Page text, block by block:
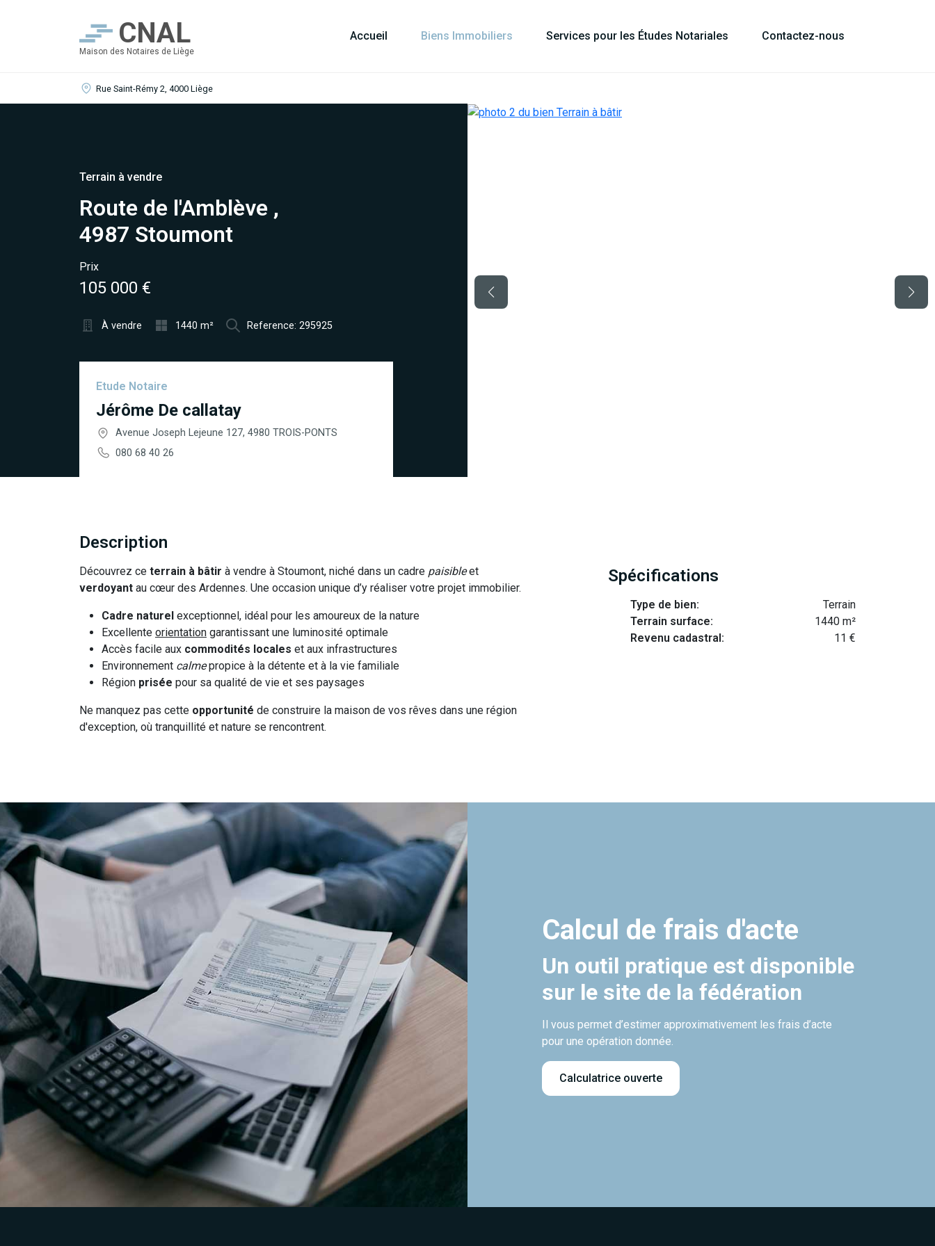
Rue Saint-Rémy 2, 4000 Liège
CNAL
Maison des Notaires de Liège
Accueil Biens Immobiliers Services pour les Études Notariales Contactez-nous
Terrain à vendre
Route de l'Amblève ,
4987 Stoumont
Prix
105 000 €
À vendre 1440 m² Reference: 295925
Etude Notaire
Jérôme De callatay
Avenue Joseph Lejeune 127, 4980 TROIS-PONTS
080 68 40 26
Description
Découvrez ce terrain à bâtir à vendre à Stoumont, niché dans un cadre paisibleet
verdoyant au cœur des Ardennes. Une occasion unique d’y réaliser votre projet immobilier.
Cadre naturel exceptionnel, idéal pour les amoureux de la nature
Excellente orientation garantissant une luminosité optimale
Accès facile aux commodités locales et aux infrastructures
Environnement calmepropice à la détente et à la vie familiale
Région prisée pour sa qualité de vie et ses paysages
Ne manquez pas cette opportunité de construire la maison de vos rêves dans une région
d'exception, où tranquillité et nature se rencontrent.
Spécifications
Type de bien:
Terrain
Terrain surface:
1440 m²
Revenu cadastral:
11 €
Calcul de frais d'acte
Un outil pratique est disponible
sur le site de la fédération
Il vous permet d’estimer approximativement les frais d’acte
pour une opération donnée.
Calculatrice ouverte